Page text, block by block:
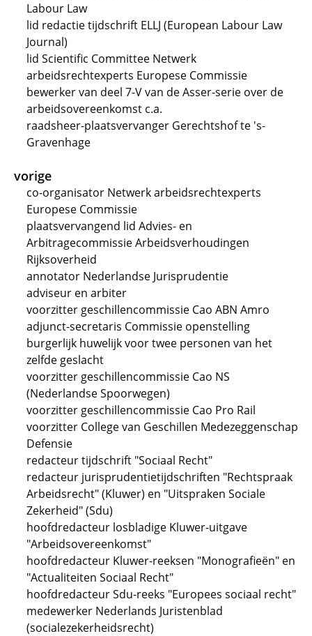
Labour Law
lid redactie tijdschrift ELLJ (European Labour Law
Journal)
lid Scientific Committee Netwerk
arbeidsrechtexperts Europese Commissie
bewerker van deel 7-V van de Asser-serie over de
arbeidsovereenkomst c.a.
raadsheer-plaatsvervanger Gerechtshof te 's-
Gravenhage
vorige
co-organisator Netwerk arbeidsrechtexperts
Europese Commissie
plaatsvervangend lid Advies- en
Arbitragecommissie Arbeidsverhoudingen
Rijksoverheid
annotator Nederlandse Jurisprudentie
adviseur en arbiter
voorzitter geschillencommissie Cao ABN Amro
adjunct-secretaris Commissie openstelling
burgerlijk huwelijk voor twee personen van het
zelfde geslacht
voorzitter geschillencommissie Cao NS
(Nederlandse Spoorwegen)
voorzitter geschillencommissie Cao Pro Rail
voorzitter College van Geschillen Medezeggenschap
Defensie
redacteur tijdschrift "Sociaal Recht"
redacteur jurisprudentietijdschriften "Rechtspraak
Arbeidsrecht" (Kluwer) en "Uitspraken Sociale
Zekerheid" (Sdu)
hoofdredacteur losbladige Kluwer-uitgave
"Arbeidsovereenkomst"
hoofdredacteur Kluwer-reeksen "Monografieën" en
"Actualiteiten Sociaal Recht"
hoofdredacteur Sdu-reeks "Europees sociaal recht"
medewerker Nederlands Juristenblad
(socialezekerheidsrecht)